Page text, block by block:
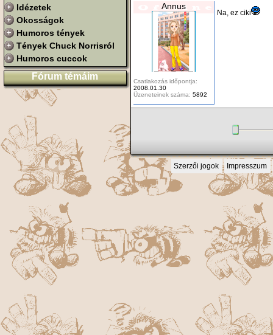
Idézetek
Okosságok
Humoros tények
Tények Chuck Norrisról
Humoros cuccok
Fórum témáim
Annus
Csatlakozás időpontja:
2008.01.30
Üzeneteinek száma: 5892
Na, ez ciki
Szerzői jogok Impresszum